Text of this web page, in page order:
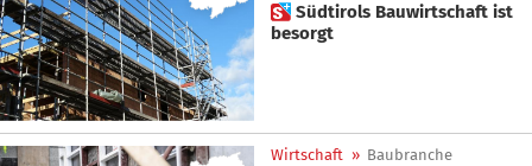
 Südtirols Bauwirtschaft ist
besorgt
Wirtschaft » Baubranche